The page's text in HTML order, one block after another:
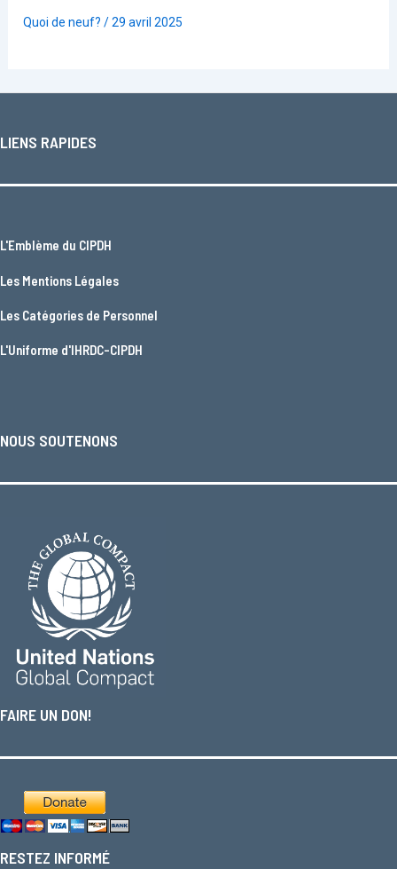
Quoi de neuf? /29 avril 2025
LIENS RAPIDES
L'Emblème du CIPDH
Les Mentions Légales
Les Catégories de Personnel
L'Uniforme d'IHRDC-CIPDH
NOUS SOUTENONS
FAIRE UN DON!
RESTEZ INFORMÉ